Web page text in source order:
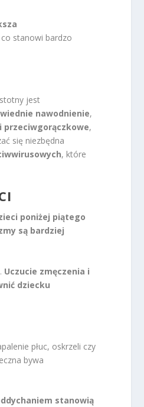
stanowi bardzo
jest
nawodnienie,
przeciwgorączkowe,
się niezbędna
, które
poniżej piątego
są bardziej
Uczucie zmęczenia i
dziecku
płuc, oskrzeli czy
bywa
stanowią